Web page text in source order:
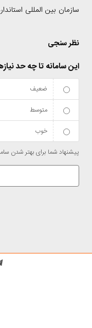
سازمان بین المللی
نظر سنجی
این سامانه تا چه حد
ضعیف
متوسط
خوب
پیشنهاد شما برای بهتر شدن